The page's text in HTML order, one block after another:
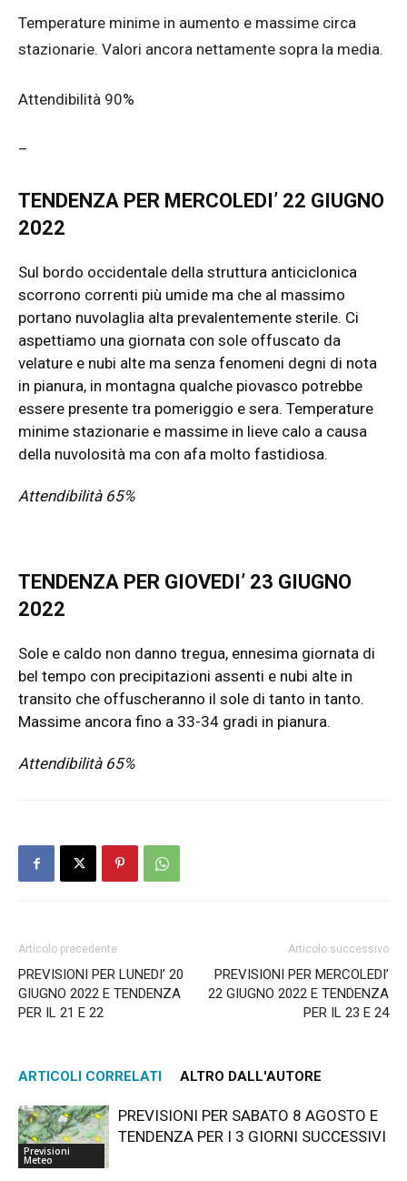
Temperature minime in aumento e massime circa
stazionarie. Valori ancora nettamente sopra la media.
Attendibilità 90%
–
TENDENZA PER MERCOLEDI’ 22 GIUGNO
2022
Sul bordo occidentale della struttura anticiclonica
scorrono correnti più umide ma che al massimo
portano nuvolaglia alta prevalentemente sterile. Ci
aspettiamo una giornata con sole offuscato da
velature e nubi alte ma senza fenomeni degni di nota
in pianura, in montagna qualche piovasco potrebbe
essere presente tra pomeriggio e sera. Temperature
minime stazionarie e massime in lieve calo a causa
della nuvolosità ma con afa molto fastidiosa.
Attendibilità 65%
TENDENZA PER GIOVEDI’ 23 GIUGNO
2022
Sole e caldo non danno tregua, ennesima giornata di
bel tempo con precipitazioni assenti e nubi alte in
transito che offuscheranno il sole di tanto in tanto.
Massime ancora fino a 33-34 gradi in pianura.
Attendibilità 65%
Articolo precedente
PREVISIONI PER LUNEDI’ 20
GIUGNO 2022 E TENDENZA
PER IL 21 E 22
Articolo successivo
PREVISIONI PER MERCOLEDI’
22 GIUGNO 2022 E TENDENZA
PER IL 23 E 24
ARTICOLI CORRELATI ALTRO DALL'AUTORE
Previsioni
Meteo
PREVISIONI PER SABATO 8 AGOSTO E
TENDENZA PER I 3 GIORNI SUCCESSIVI